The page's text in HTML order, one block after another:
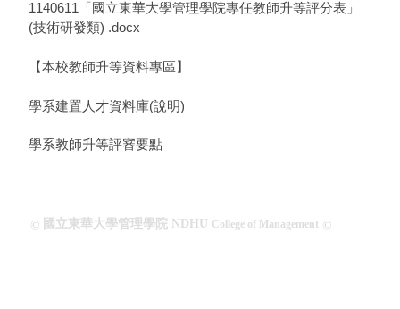
1140611「國立東華大學管理學院專任教師升等評分表」
(技術研發類) .docx
【本校教師升等資料專區】
學系建置人才資料庫(說明)
學系教師升等評審要點
© 國立東華大學管理學院 NDHU College of Management ©